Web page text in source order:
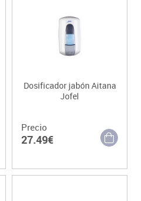
Dosificador jabón Aitana
Jofel
Precio
27.49€